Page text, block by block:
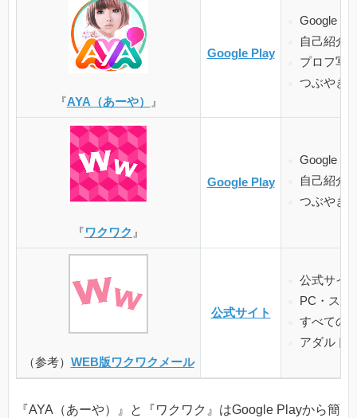
『AYA（あーや） 』
Google Play
Google
自己紹介
プロフ写
つぶやき
『ワクワク 』
Google Play
Google
自己紹介
つぶやき
（参考） WEB版ワクワクメール
公式サイト
公式サイ
PC・スマ
すべての
アダルト
『AYA（あーや）』と『ワクワク』はGoogle Playから簡